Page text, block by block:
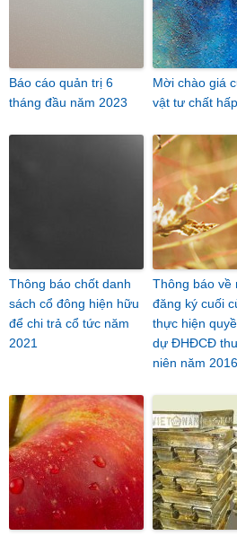
Báo cáo quản trị 6
tháng đầu năm 2023
Mời chào giá
vật tư chất
Thông báo chốt danh
sách cổ đông hiện hữu
để chi trả cổ tức năm
2021
Thông báo về
đăng ký cuối
thực hiện
dự ĐHĐCĐ
niên năm 2016